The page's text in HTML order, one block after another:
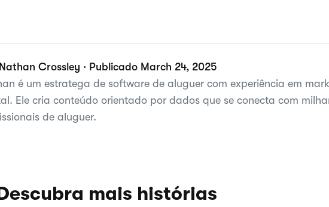
Crossley · Publicado March 24, 2025
é um estratega de software de aluguer com experiência em
Ele cria conteúdo orientado por dados que se conecta com
de aluguer.
mais histórias